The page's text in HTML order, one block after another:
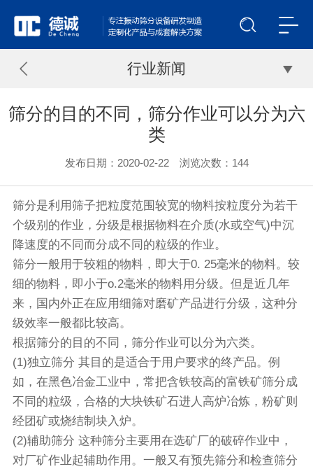
行业新闻
筛分的目的不同，筛分作业可以分为六
类
发布日期：2020-02-22 浏览次数： 144
筛分是利用 筛子把粒度范围较宽的物料按粒度分为若干
个级别的作业，分级是根据物料在介质(水或空气)中沉
降速度的不同而分成不同的粒级的作业。
筛分一般用于较粗的物料，即大于0. 25毫米的物料。较
细的物料，即小于o.2毫米的物料用分级。但是近几年
来，国内外正在应用细筛对磨矿产品进行分级，这种分
级效率一般都比较高。
根据筛分的目的不同，筛分作业可以分为六类。
(1)独立筛分 其目的是适合于用户要求的终产品。例
如，在黑色冶金工业中，常把含铁较高的富铁矿筛分成
不同的粒级，合格的大块铁矿石进人高炉冶炼，粉矿则
经团矿或烧结制块入炉。
(2)辅助筛分 这种筛分主要用在选矿厂的破碎作业中，
对厂矿作业起辅助作用。一般又有预先筛分和检查筛分